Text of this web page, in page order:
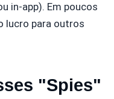
in-app). Em poucos
lucro para outros
"Spies"